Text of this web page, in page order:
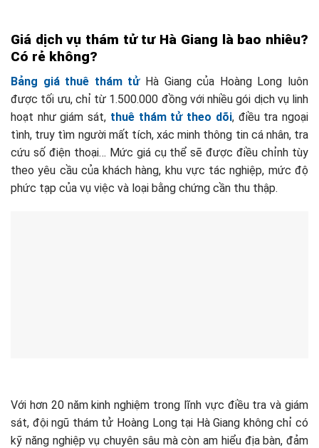
Giá dịch vụ thám tử tư Hà Giang là bao nhiêu?
Có rẻ không?
Bảng giá thuê thám tửHà Giang của Hoàng Long luôn
được tối ưu, chỉ từ 1.500.000 đồng với nhiều gói dịch vụ linh
hoạt như giám sát, thuê thám tử theo dõi, điều tra ngoại
tình, truy tìm người mất tích, xác minh thông tin cá nhân, tra
cứu số điện thoại… Mức giá cụ thể sẽ được điều chỉnh tùy
theo yêu cầu của khách hàng, khu vực tác nghiệp, mức độ
phức tạp của vụ việc và loại bằng chứng cần thu thập.
Với hơn 20 năm kinh nghiệm trong lĩnh vực điều tra và giám
sát, đội ngũ thám tử Hoàng Long tại Hà Giang không chỉ có
kỹ năng nghiệp vụ chuyên sâu mà còn am hiểu địa bàn, đảm